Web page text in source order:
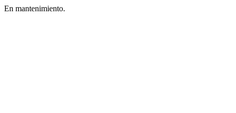
En mantenimiento.